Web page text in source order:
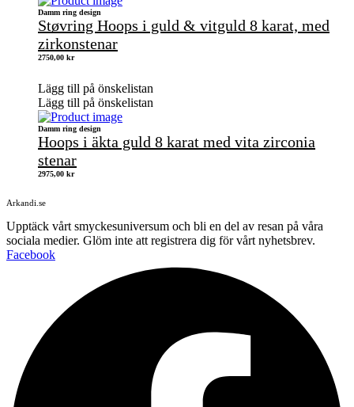
Damm ring design
Støvring Hoops i guld & vitguld 8 karat, med
zirkonstenar
2750,00 kr
Lägg till på önskelistan
Lägg till på önskelistan
Damm ring design
Hoops i äkta guld 8 karat med vita zirconia
stenar
2975,00 kr
Arkandi.se
Upptäck vårt smyckesuniversum och bli en del av resan på våra
sociala medier. Glöm inte att registrera dig för vårt nyhetsbrev.
Facebook